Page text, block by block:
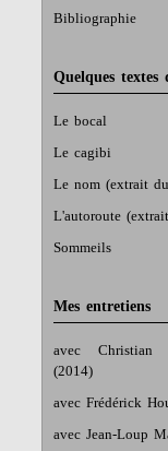
Bibliographie
Quelques textes
Le bocal
Le cagibi
Le nom (extrait
L'autoroute
Sommeils
Mes entretiens
avec Christian
(2014)
avec Frédérick
avec Jean-Loup